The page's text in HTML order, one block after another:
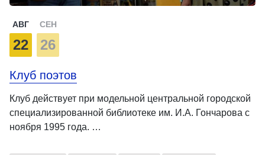
АВГ
22
СЕН
26
Клуб поэтов
Клуб действует при модельной центральной городской
специализированной библиотеке им. И.А. Гончарова с
ноября 1995 года. …